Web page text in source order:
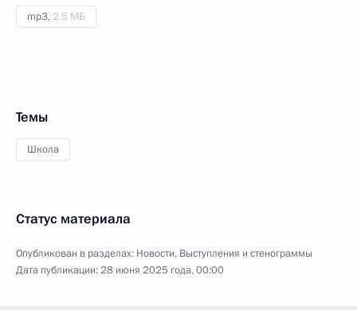
mp3, 2.5 МБ
Темы
Школа
Статус материала
Опубликован в разделах: Новости, Выступления и стенограммы
Дата публикации:28 июня 2025 года, 00:00